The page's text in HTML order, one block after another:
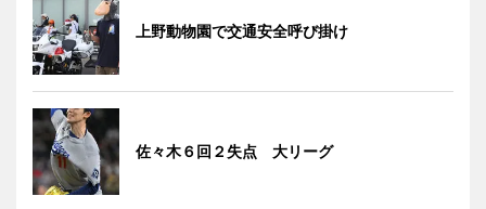
上野動物園で交通安全呼び掛け
佐々木６回２失点 大リーグ